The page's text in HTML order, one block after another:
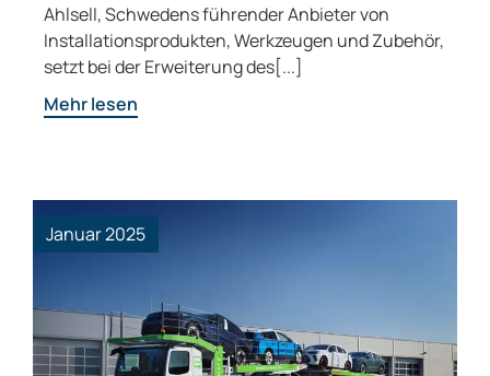
Ahlsell, Schwedens führender Anbieter von
Installationsprodukten, Werkzeugen und Zubehör,
setzt bei der Erweiterung des[...]
Mehr lesen
Januar 2025